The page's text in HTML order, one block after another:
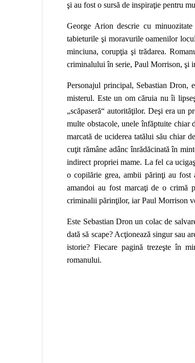
şi au fost o sursă de inspiraţie pentru
George Arion descrie cu
tabieturile şi moravurile oamenilor
minciuna, corupţia şi trădarea.
criminalului în serie, Paul Morrison, şi
Personajul principal, Sebastian Dron,
misterul. Este un om căruia nu îi
„scăpaseră“ autorităţilor. Deşi era un
multe obstacole, unele înfăptuite
marcată de uciderea tatălui său chiar
cuţit rămâne adânc înrădăcinată în
indirect propriei mame. La fel ca
o copilărie grea, ambii părinţi au fost
amandoi au fost marcaţi de o crimă
criminalii părinţilor, iar Paul Morrison
Este Sebastian Dron un colac de
dată să scape? Acţionează singur sau
istorie? Fiecare pagină trezeşte în
romanului.